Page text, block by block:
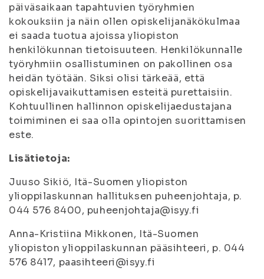
päiväsaikaan tapahtuvien työryhmien
kokouksiin ja näin ollen opiskelijanäkökulmaa
ei saada tuotua ajoissa yliopiston
henkilökunnan tietoisuuteen. Henkilökunnalle
työryhmiin osallistuminen on pakollinen osa
heidän työtään. Siksi olisi tärkeää, että
opiskelijavaikuttamisen esteitä purettaisiin.
Kohtuullinen hallinnon opiskelijaedustajana
toimiminen ei saa olla opintojen suorittamisen
este.
Lisätietoja:
Juuso Sikiö, Itä-Suomen yliopiston
ylioppilaskunnan hallituksen puheenjohtaja, p.
044 576 8400, puheenjohtaja@isyy.fi
Anna-Kristiina Mikkonen, Itä-Suomen
yliopiston ylioppilaskunnan pääsihteeri, p. 044
576 8417, paasihteeri@isyy.fi